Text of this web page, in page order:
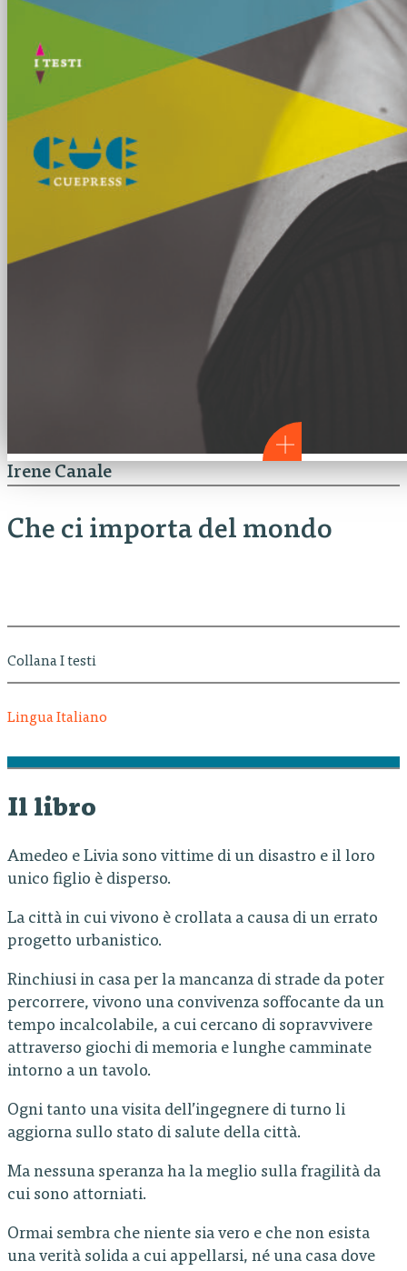
Irene Canale
Che ci importa del mondo
Collana I testi
Lingua Italiano
Il libro
Amedeo e Livia sono vittime di un disastro e il loro
unico figlio è disperso.
La città in cui vivono è crollata a causa di un errato
progetto urbanistico.
Rinchiusi in casa per la mancanza di strade da poter
percorrere, vivono una convivenza soffocante da un
tempo incalcolabile, a cui cercano di sopravvivere
attraverso giochi di memoria e lunghe camminate
intorno a un tavolo.
Ogni tanto una visita dell’ingegnere di turno li
aggiorna sullo stato di salute della città.
Ma nessuna speranza ha la meglio sulla fragilità da
cui sono attorniati.
Ormai sembra che niente sia vero e che non esista
una verità solida a cui appellarsi, né una casa dove